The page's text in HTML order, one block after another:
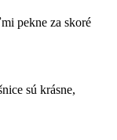
pekne za skoré
sú krásne,